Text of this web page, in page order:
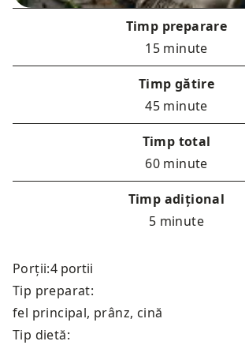
Timp preparare
15 minute
Timp gătire
45 minute
Timp total
60 minute
Timp adițional
5 minute
Porții:
Tip preparat:
fel principal, prânz, cină
Tip dietă: